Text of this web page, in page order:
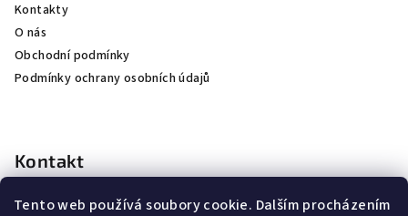
Tento web používá soubory cookie. Dalším procházením
Kontakty
O nás
Obchodní podmínky
Podmínky ochrany osobních údajů
Kontakt
kubicek@jkhunting.cz